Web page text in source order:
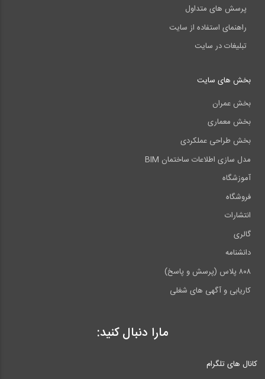
پرسش های متداول
راهنمای استفاده از سایت
تبلیغات در سایت
بخش های سایت
بخش عمران
بخش معماری
بخش طراحی عملکردی
مدل سازی اطلاعات ساختمان BIM
آموزشگاه
فروشگاه
انتشارات
گالری
دانشنامه
۸۰۸ پلاس (پرسش و پاسخ)
کاریابی و آگهی های شغلی
مارا دنبال کنید:
کانال های تلگرام